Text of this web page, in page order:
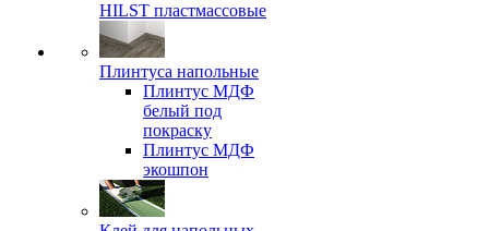
HILST пластмассовые
Плинтуса напольные
Плинтус МДФ
белый под
покраску
Плинтус МДФ
экошпон